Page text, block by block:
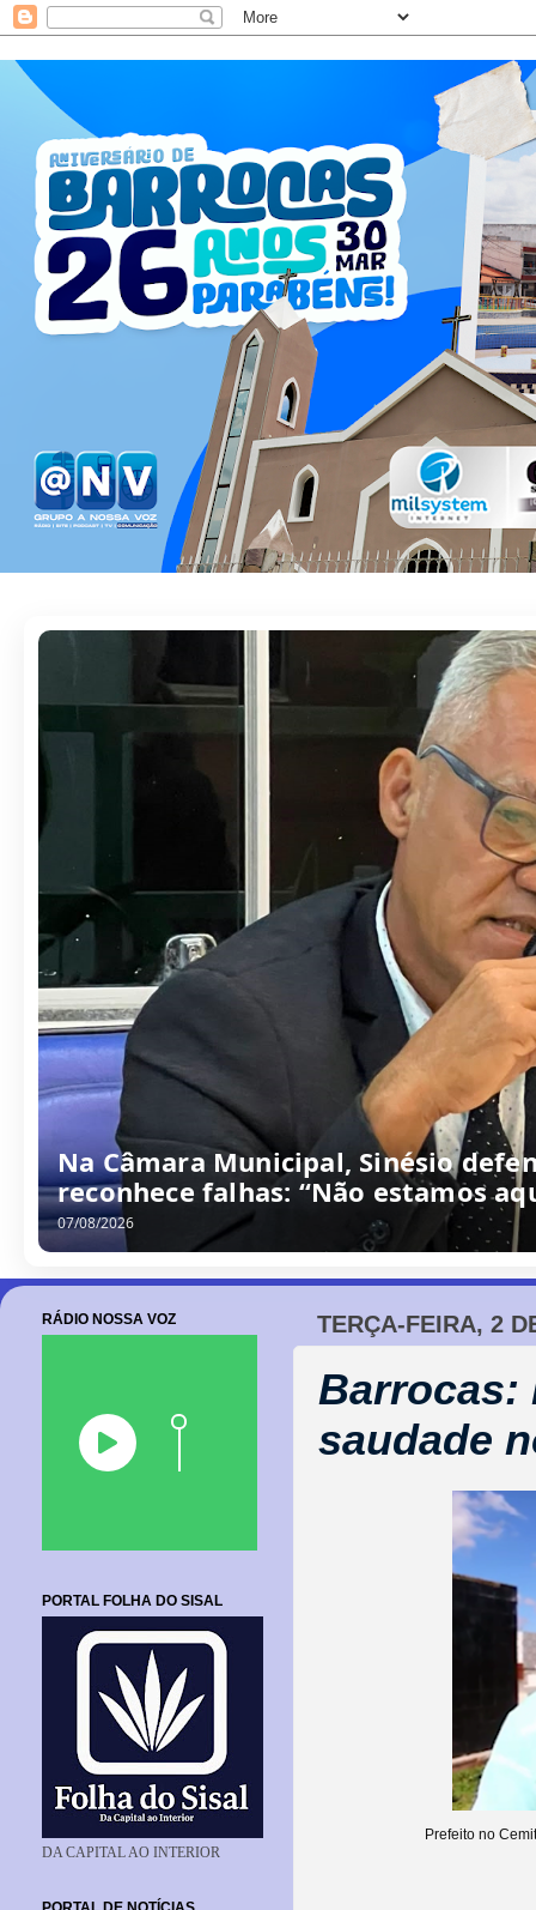
Na Câmara Municipal, Sinésio
reconhece falhas: “Não estamos
07/08/2026
TERÇA-FEIRA, 2
Barrocas:
saudade
Prefeito no
RÁDIO NOSSA VOZ
PORTAL FOLHA DO SISAL
DA CAPITAL AO INTERIOR